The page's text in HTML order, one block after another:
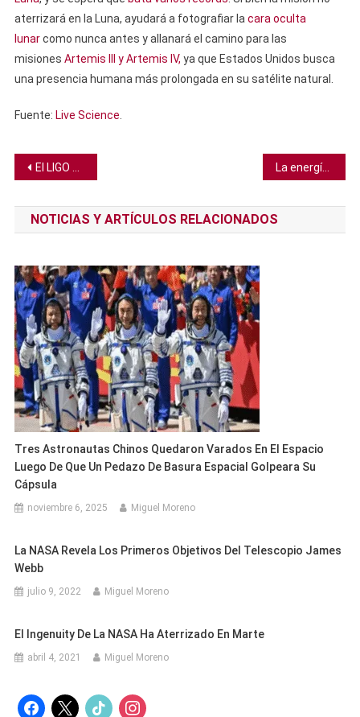
aterrizará en la Luna, ayudará a fotografiar lacara oculta
lunarcomo nunca antes y allanará el camino para las
misiones Artemis III y Artemis IV, ya que Estados Unidos busca
una presencia humana más prolongada en su satélite natural.
Fuente: Live Science.
Navegación
de
entradas
El LIGO podría haber detectado el primer agujero negro primordial, según estudio La energía solar podría ser clave para fabricar combustible de aviación sostenible
NOTICIAS Y ARTÍCULOS RELACIONADOS
Tres Astronautas Chinos Quedaron Varados En El Espacio
Luego De Que Un Pedazo De Basura Espacial Golpeara Su
Cápsula
noviembre 6, 2025 Miguel Moreno
La NASA Revela Los Primeros Objetivos Del Telescopio James
Webb
julio 9, 2022 Miguel Moreno
El Ingenuity De La NASA Ha Aterrizado En Marte
abril 4, 2021 Miguel Moreno
facebook
x tiktok instagram